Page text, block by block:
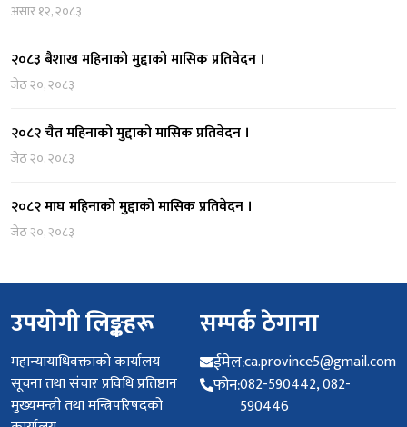
असार १२, २०८३
२०८३ बैशाख महिनाको मुद्दाको मासिक प्रतिवेदन ।
जेठ २०, २०८३
२०८२ चैत महिनाको मुद्दाको मासिक प्रतिवेदन ।
जेठ २०, २०८३
२०८२ माघ महिनाको मुद्दाको मासिक प्रतिवेदन ।
जेठ २०, २०८३
उपयोगी लिङ्कहरू
महान्यायाधिवक्ताको कार्यालय
सूचना तथा संचार प्रविधि प्रतिष्ठान
मुख्यमन्त्री तथा मन्त्रिपरिषदको
सम्पर्क ठेगाना
ईमेल:ca.province5@gmail.com
फोन:082-590442, 082-
590446